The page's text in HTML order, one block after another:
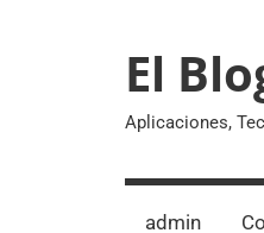
El
Aplicaciones,
admin